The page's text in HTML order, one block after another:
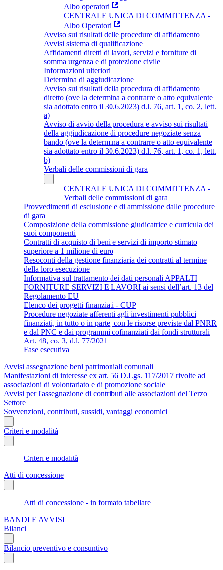
Albo operatori
CENTRALE UNICA DI COMMITTENZA -
Albo Operatori
Avviso sui risultati delle procedure di affidamento
Avvisi sistema di qualificazione
Affidamenti diretti di lavori, servizi e forniture di
somma urgenza e di protezione civile
Informazioni ulteriori
Determina di aggiudicazione
Avviso sui risultati della procedura di affidamento
diretto (ove la determina a contrarre o atto equivalente
sia adottato entro il 30.6.2023) d.l. 76, art. 1, co. 2, lett.
a)
Avviso di avvio della procedura e avviso sui risultati
della aggiudicazione di procedure negoziate senza
bando (ove la determina a contrarre o atto equivalente
sia adottato entro il 30.6.2023) d.l. 76, art. 1, co. 1, lett.
b)
Verbali delle commissioni di gara
CENTRALE UNICA DI COMMITTENZA -
Verbali delle commissioni di gara
Provvedimenti di esclusione e di ammissione dalle procedure
di gara
Composizione della commissione giudicatrice e curricula dei
suoi componenti
Contratti di acquisto di beni e servizi di importo stimato
superiore a 1 milione di euro
Resoconti della gestione finanziaria dei contratti al termine
della loro esecuzione
Informativa sul trattamento dei dati personali APPALTI
FORNITURE SERVIZI E LAVORI ai sensi dell’art. 13 del
Regolamento EU
Elenco dei progetti finanziati - CUP
Procedure negoziate afferenti agli investimenti pubblici
finanziati, in tutto o in parte, con le risorse previste dal PNRR
e dal PNC e dai programmi cofinanziati dai fondi strutturali
Art. 48, co. 3, d.l. 77/2021
Fase esecutiva
Avvisi assegnazione beni patrimoniali comunali
Manifestazioni di interesse ex art. 56 D.Lgs. 117/2017 rivolte ad
associazioni di volontariato e di promozione sociale
Avvisi per l'assegnazione di contributi alle associazioni del Terzo
Settore
Sovvenzioni, contributi, sussidi, vantaggi economici
Criteri e modalità
Criteri e modalità
Atti di concessione
Atti di concessione - in formato tabellare
BANDI E AVVISI
Bilanci
Bilancio preventivo e consuntivo